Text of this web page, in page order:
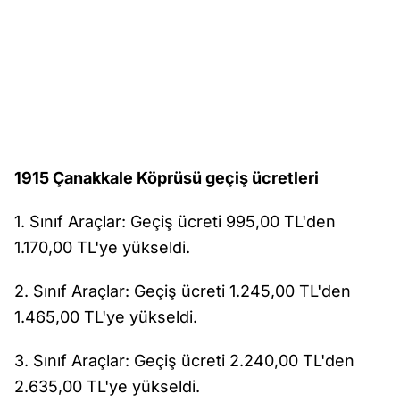
1915 Çanakkale Köprüsü geçiş ücretleri
1. Sınıf Araçlar: Geçiş ücreti 995,00 TL'den
1.170,00 TL'ye yükseldi.
2. Sınıf Araçlar: Geçiş ücreti 1.245,00 TL'den
1.465,00 TL'ye yükseldi.
3. Sınıf Araçlar: Geçiş ücreti 2.240,00 TL'den
2.635,00 TL'ye yükseldi.